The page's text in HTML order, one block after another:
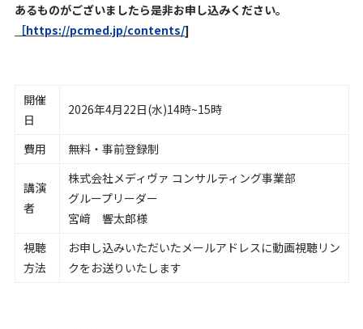
あるものがございましたら是非お申し込みください。
［https://pcmed.jp/contents/]
開催
日
2026年4月22日(水)14時~15時
費用 無料・事前登録制
講演
者
株式会社メディヴァ コンサルティング事業部
グループリーダー
宮﨑 響太郎様
視聴
方法
お申し込みいただいたメールアドレスに動画視聴リン
クをお送りいたします